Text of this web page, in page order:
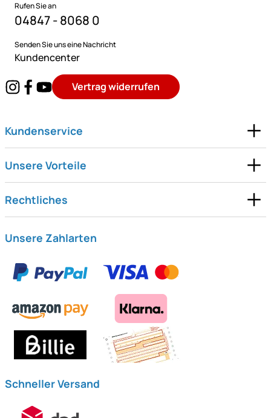
Rufen Sie an
04847 - 8068 0
Senden Sie uns eine Nachricht
Kundencenter
Vertrag widerrufen
Kundenservice
Unsere Vorteile
Rechtliches
Unsere Zahlarten
Schneller Versand